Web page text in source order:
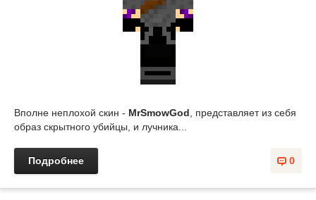
Вполне неплохой скин - MrSmowGod , представляет из себя
образ скрытного убийцы, и лучника...
0
Подробнее